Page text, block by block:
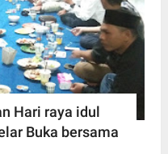
Hari raya idul
Buka bersama